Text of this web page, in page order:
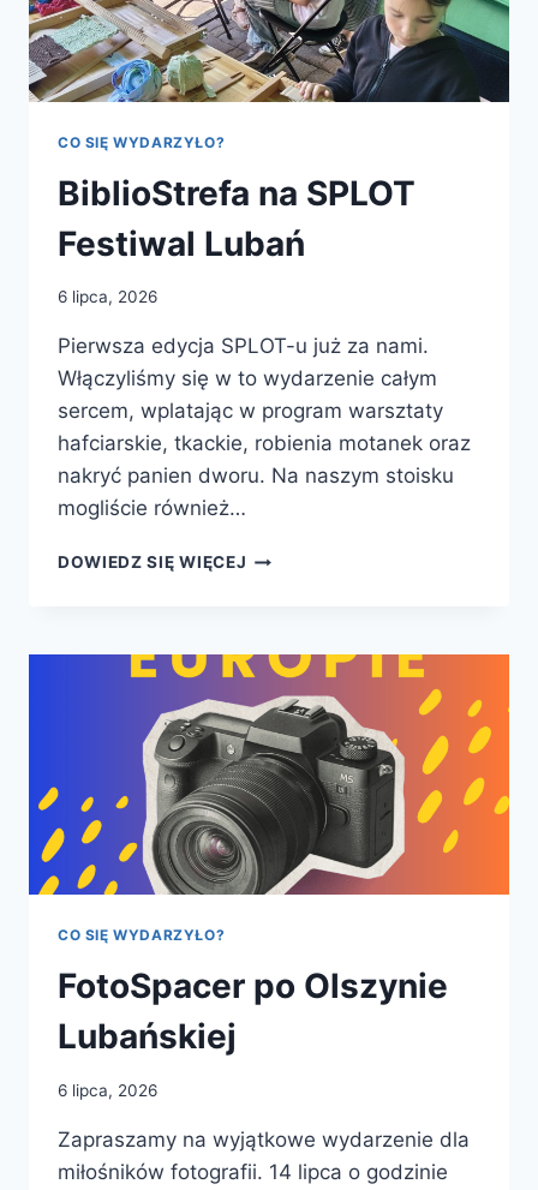
CO SIĘ WYDARZYŁO?
BiblioStrefa na SPLOT
Festiwal Lubań
6 lipca, 2026
Pierwsza edycja SPLOT-u już za nami.
Włączyliśmy się w to wydarzenie całym
sercem, wplatając w program warsztaty
hafciarskie, tkackie, robienia motanek oraz
nakryć panien dworu. Na naszym stoisku
mogliście również…
DOWIEDZ SIĘ WIĘCEJ BIBLIOSTREFA
LUBAŃ
CO SIĘ WYDARZYŁO?
FotoSpacer po Olszynie
Lubańskiej
6 lipca, 2026
Zapraszamy na wyjątkowe wydarzenie dla
miłośników fotografii. 14 lipca o godzinie